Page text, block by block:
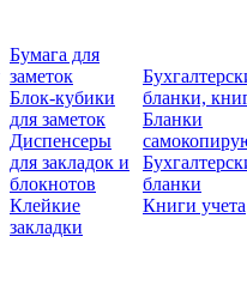
Бумага для
заметок
Блок-кубики
для заметок
Диспенсеры
для закладок и
блокнотов
Клейкие
закладки
бланки,
Бланки
бланки
Книги учета